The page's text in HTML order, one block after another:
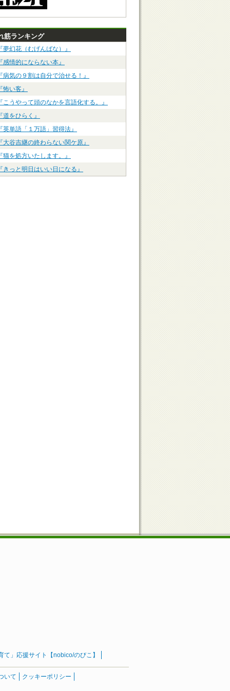
筋ランキング
夢幻花（むげんばな）』
感情的にならない本』
病気の９割は自分で治せる！』
怖い客』
こうやって頭のなかを言語化する。』
道をひらく』
英単語「１万語」習得法』
大谷吉継の終わらない関ケ原』
猫を処方いたします。』
きっと明日はいい日になる』
」応援サイト【nobico/のびこ】
いて クッキーポリシー